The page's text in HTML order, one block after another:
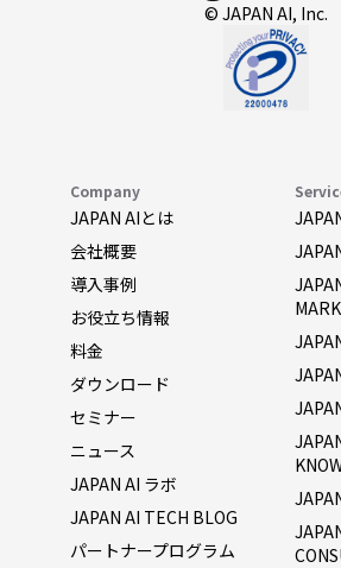
© JAPAN AI, Inc.
Company
JAPAN AIとは
会社概要
導入事例
お役立ち情報
料金
ダウンロード
セミナー
ニュース
JAPAN AI ラボ
JAPAN AI TECH BLOG
パートナープログラム